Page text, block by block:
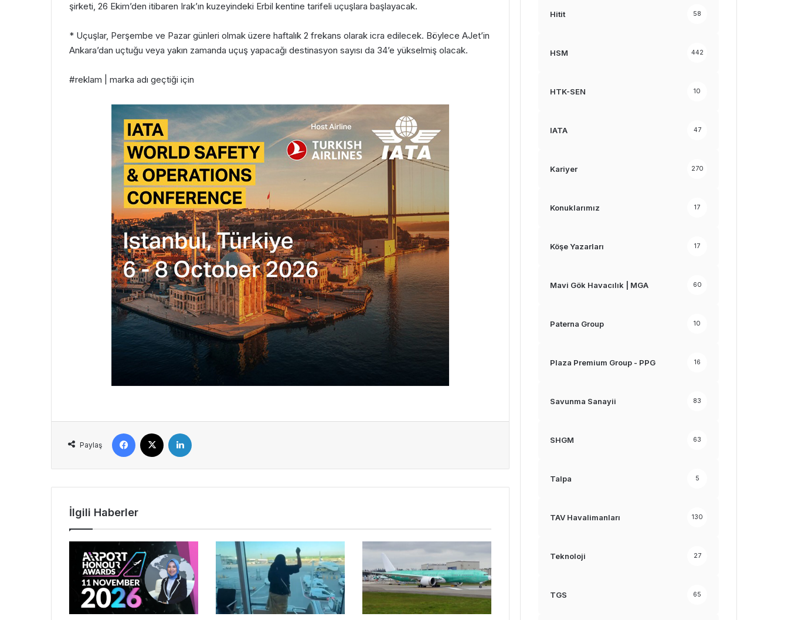
şirketi, 26 Ekim’den itibaren Irak’ın kuzeyindeki Erbil kentine tarifeli uçuşlara başlayacak.
* Uçuşlar, Perşembe ve Pazar günleri olmak üzere haftalık 2 frekans olarak icra edilecek. Böylece AJet’in
Ankara’dan uçtuğu veya yakın zamanda uçuş yapacağı destinasyon sayısı da 34’e yükselmiş olacak.
#reklam | marka adı geçtiği için
Paylaş
Facebook
İlgili Haberler
Hitit 58
HSM 442
HTK-SEN 10
IATA 47
Kariyer 270
Konuklarımız 17
Köşe Yazarları 17
Mavi Gök Havacılık | MGA 60
Paterna Group 10
Plaza Premium Group - PPG 16
Savunma Sanayii 83
SHGM 63
Talpa 5
TAV Havalimanları 130
Teknoloji 27
TGS 65